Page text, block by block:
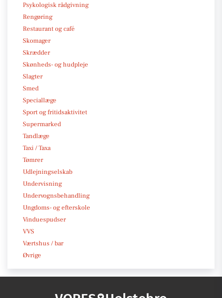
Psykologisk rådgivning
Rengøring
Restaurant og café
Skomager
Skrædder
Skønheds- og hudpleje
Slagter
Smed
Speciallæge
Sport og fritidsaktivitet
Supermarked
Tandlæge
Taxi / Taxa
Tømrer
Udlejningselskab
Undervisning
Undervognsbehandling
Ungdoms- og efterskole
Vinduespudser
VVS
Værtshus / bar
Øvrige